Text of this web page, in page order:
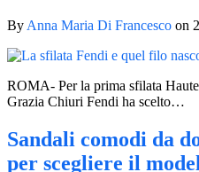
By Anna Maria Di Francesco on
ROMA- Per la prima sfilata
Grazia Chiuri Fendi ha scelto…
Sandali comodi da
per scegliere il